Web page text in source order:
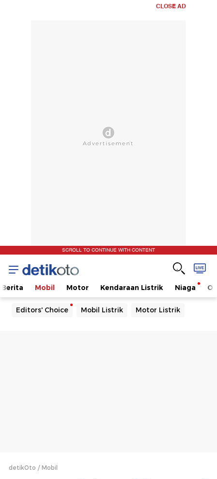
CLOSE AD
SCROLL TO CONTINUE WITH CONTENT
Berita Mobil Motor Kendaraan Listrik Niaga
Editors' Choice Mobil Listrik Motor Listrik
detikOto Mobil